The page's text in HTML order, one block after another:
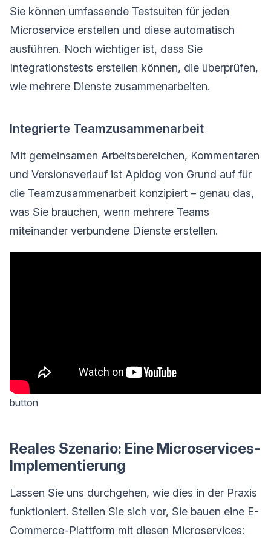
Sie können umfassende Testsuiten für jeden
Microservice erstellen und diese automatisch
ausführen. Noch wichtiger ist, dass Sie
Integrationstests erstellen können, die überprüfen,
wie mehrere Dienste zusammenarbeiten.
Integrierte Teamzusammenarbeit
Mit gemeinsamen Arbeitsbereichen, Kommentaren
und Versionsverlauf ist Apidog von Grund auf für
die Teamzusammenarbeit konzipiert – genau das,
was Sie brauchen, wenn mehrere Teams
miteinander verbundene Dienste erstellen.
button
Reales Szenario: Eine Microservices-
Implementierung
Lassen Sie uns durchgehen, wie dies in der Praxis
funktioniert. Stellen Sie sich vor, Sie bauen eine E-
Commerce-Plattform mit diesen Microservices: